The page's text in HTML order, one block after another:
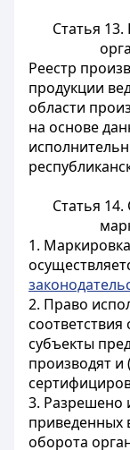
Статья
Реестр
продукции
области
на основе
Статья
1.
2. Право
субъекты
производят и
3. Разрешено
приведенных
оборота